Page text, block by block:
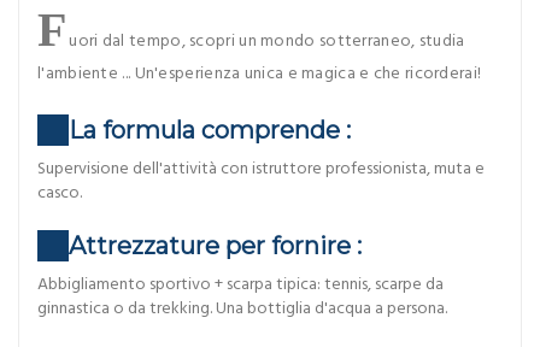
Fuori dal tempo, scopri un mondo sotterraneo, studia
l'ambiente ... Un'esperienza unica e magica e che ricorderai!
La formula comprende :
Supervisione dell'attività con istruttore professionista, muta e
casco.
Attrezzature per fornire :
Abbigliamento sportivo + scarpa tipica: tennis, scarpe da
ginnastica o da trekking. Una bottiglia d'acqua a persona.